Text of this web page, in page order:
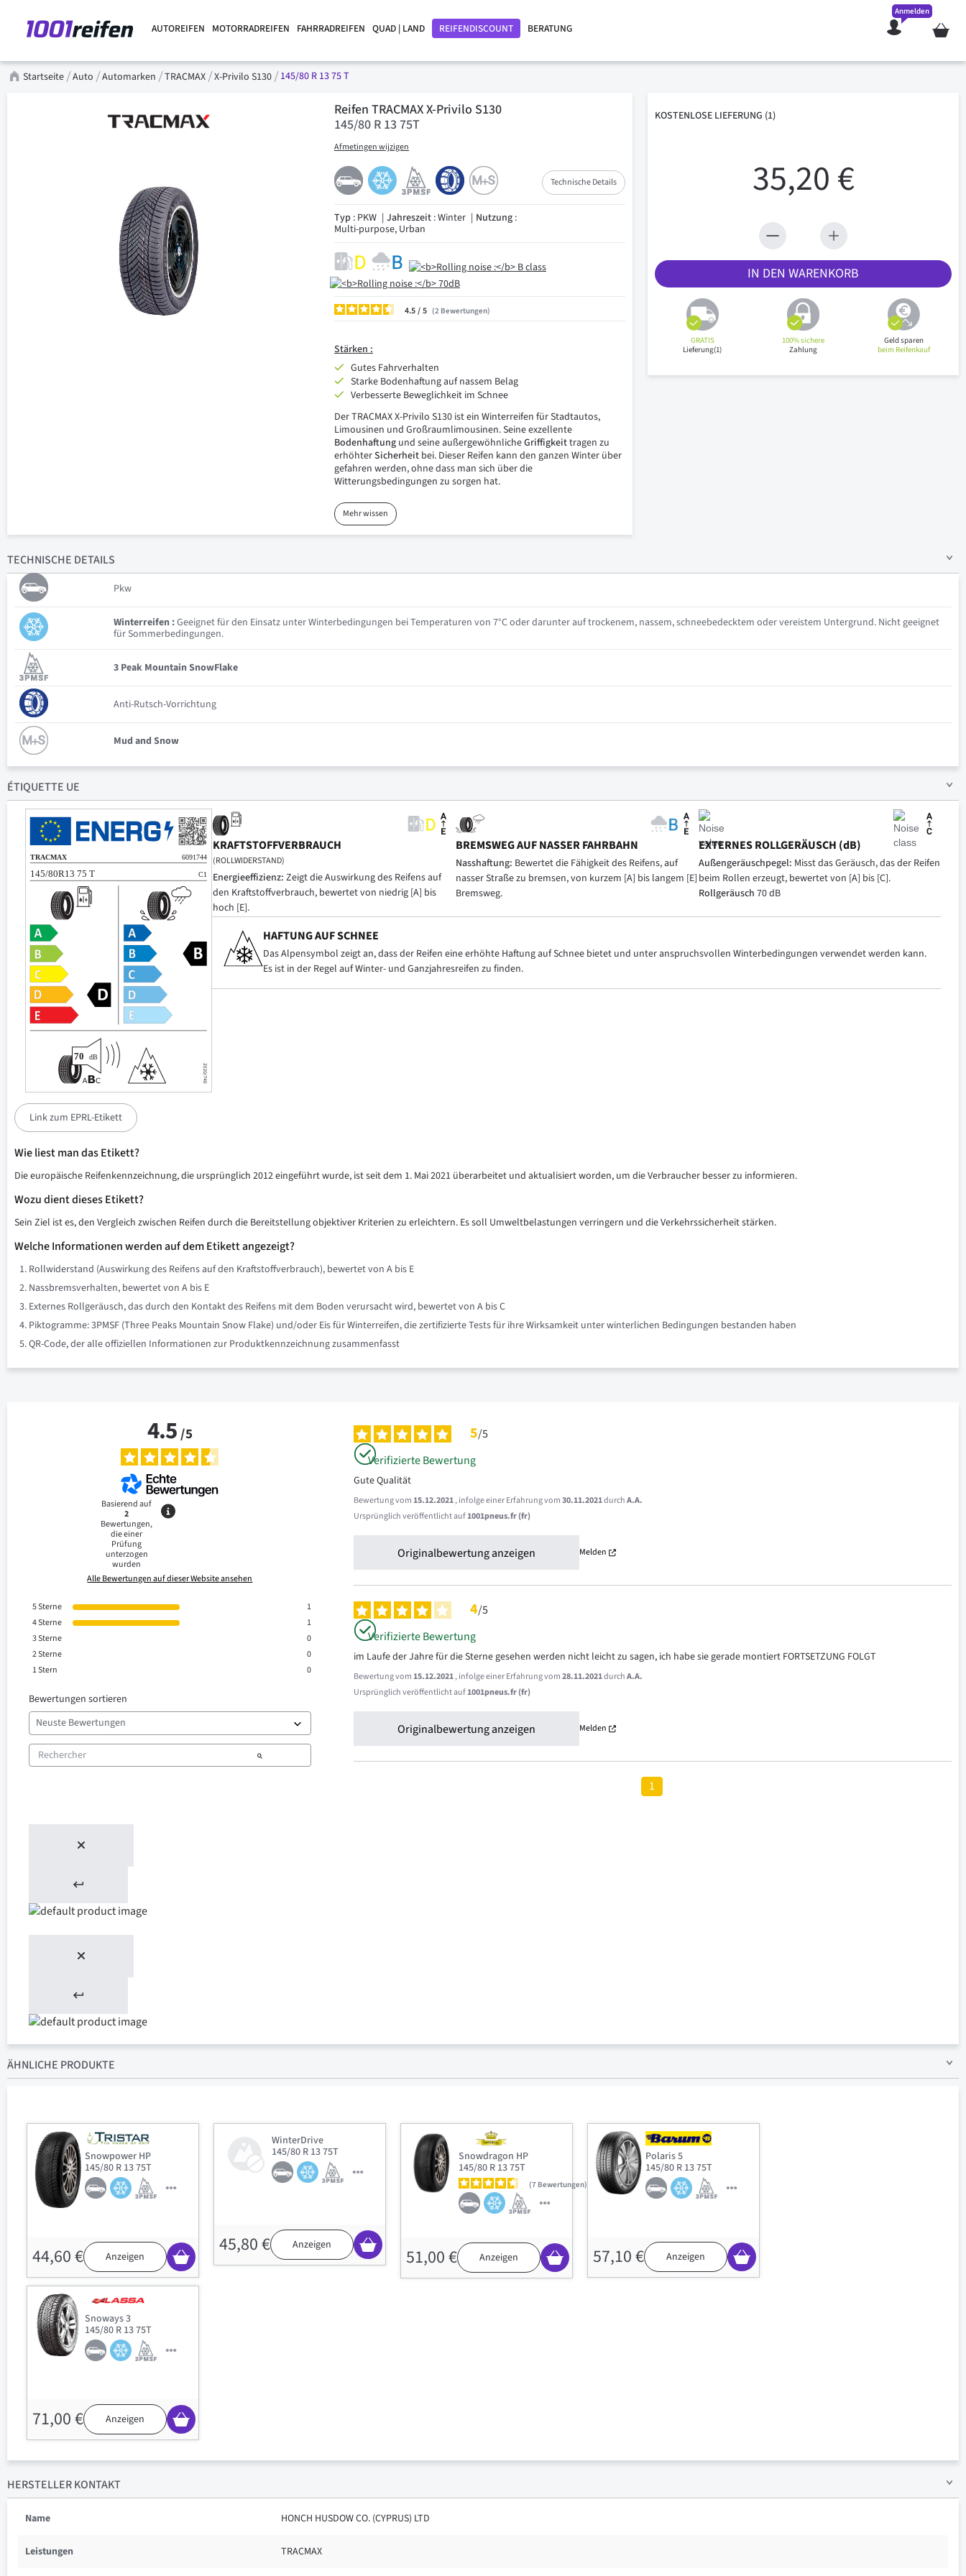
AUTOREIFEN MOTORRADREIFEN FAHRRADREIFEN QUAD | LAND REIFENDISCOUNT BERATUNG Mein
Anmelden
Startseite Auto Automarken TRACMAX X-Privilo S130 145/80 R 13 75 T
Reifen TRACMAX X-Privilo S130
145/80 R 13 75T
Afmetingen wijzigen
Technische Details
Typ: PKW Jahreszeit: Winter Nutzung:
Multi-purpose, Urban
4.5/ 2 Bewertungen
Stärken :
Gutes Fahrverhalten
Starke Bodenhaftung auf nassem Belag
Verbesserte Beweglichkeit im Schnee
Der TRACMAX X-Privilo S130 ist ein Winterreifen für Stadtautos,
Limousinen und Großraumlimousinen. Seine exzellente
Bodenhaftungund seine außergewöhnlicheGriffigkeittragen zu
erhöhterSicherheitbei. Dieser Reifen kann den ganzen Winter über
gefahren werden, ohne dass man sich über die
Witterungsbedingungen zu sorgen hat.
Mehr wissen
KOSTENLOSE LIEFERUNG (1)
35,20 €
IN DEN WARENKORB
GRATIS
Lieferung(1)
100% sichere
Zahlung
Geld sparen
beim Reifenkauf
TECHNISCHE DETAILS
Pkw
Winterreifen :Geeignet für den Einsatz unter Winterbedingungen bei Temperaturen von 7°C oder darunter auf trockenem, nassem, schneebedecktem oder vereistem Untergrund. Nicht geeignet
für Sommerbedingungen.
3 Peak Mountain SnowFlake
Anti-Rutsch-Vorrichtung
Mud and Snow
ÉTIQUETTE UE
KRAFTSTOFFVERBRAUCH
(ROLLWIDERSTAND)
Energieeffizienz: Zeigt die Auswirkung des Reifens auf
den Kraftstoffverbrauch, bewertet von niedrig [A] bis
hoch [E].
BREMSWEG AUF NASSER FAHRBAHN
Nasshaftung: Bewertet die Fähigkeit des Reifens, auf
nasser Straße zu bremsen, von kurzem [A] bis langem [E]
Bremsweg.
EXTERNES ROLLGERÄUSCH (dB)
Außengeräuschpegel: Misst das Geräusch, das der Reifen
beim Rollen erzeugt, bewertet von [A] bis [C].
Rollgeräusch 70 dB
HAFTUNG AUF SCHNEE
Das Alpensymbol zeigt an, dass der Reifen eine erhöhte Haftung auf Schnee bietet und unter anspruchsvollen Winterbedingungen verwendet werden kann.
Es ist in der Regel auf Winter- und Ganzjahresreifen zu finden.
Link zum EPRL-Etikett
Wie liest man das Etikett?
Die europäische Reifenkennzeichnung, die ursprünglich 2012 eingeführt wurde, ist seit dem 1. Mai 2021 überarbeitet und aktualisiert worden, um die Verbraucher besser zu informieren.
Wozu dient dieses Etikett?
Sein Ziel ist es, den Vergleich zwischen Reifen durch die Bereitstellung objektiver Kriterien zu erleichtern. Es soll Umweltbelastungen verringern und die Verkehrssicherheit stärken.
Welche Informationen werden auf dem Etikett angezeigt?
Rollwiderstand (Auswirkung des Reifens auf den Kraftstoffverbrauch), bewertet von A bis E
Nassbremsverhalten, bewertet von A bis E
Externes Rollgeräusch, das durch den Kontakt des Reifens mit dem Boden verursacht wird, bewertet von A bis C
Piktogramme: 3PMSF (Three Peaks Mountain Snow Flake) und/oder Eis für Winterreifen, die zertifizierte Tests für ihre Wirksamkeit unter winterlichen Bedingungen bestanden haben
QR-Code, der alle offiziellen Informationen zur Produktkennzeichnung zusammenfasst
4.5/5
Basierend auf
2
Bewertungen,
die einer
Prüfung
unterzogen
wurden
Alle Bewertungen auf dieser Website ansehen
5Sterne
1
4Sterne
1
3Sterne
0
2Sterne
0
1Stern 0
Bewertungen sortieren
5/5
Verifizierte Bewertung
Gute Qualität
Bewertung vom15.12.2021, infolge einer Erfahrung vom30.11.2021durchA.A.
Ursprünglich veröffentlicht auf1001pneus.fr (fr)
Originalbewertung anzeigen Melden
4/5
Verifizierte Bewertung
im Laufe der Jahre für die Sterne gesehen werden nicht leicht zu sagen, ich habe sie gerade montiert FORTSETZUNG FOLGT
Bewertung vom15.12.2021, infolge einer Erfahrung vom28.11.2021durchA.A.
Ursprünglich veröffentlicht auf1001pneus.fr (fr)
Originalbewertung anzeigen Melden
1
ÄHNLICHE PRODUKTE
Snowpower HP
145/80 R 13 75T
44,60 € Anzeigen
WinterDrive
145/80 R 13 75T
45,80 € Anzeigen
Snowdragon HP
145/80 R 13 75T
7 Bewertungen
51,00 € Anzeigen
Polaris 5
145/80 R 13 75T
57,10 € Anzeigen
Snoways 3
145/80 R 13 75T
71,00 € Anzeigen
HERSTELLER KONTAKT
Name HONCH HUSDOW CO. (CYPRUS) LTD
Leistungen TRACMAX